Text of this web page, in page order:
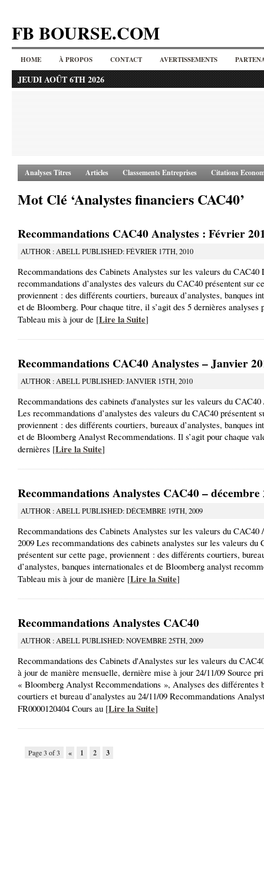
FB BOURSE.COM
HOME À PROPOS CONTACT AVERTISSEMENTS
JEUDI AOÛT 6TH 2026
Analyses Titres Articles Classements Entreprises Citations
Mot Clé ‘Analystes financiers CAC40’
Recommandations CAC40 Analystes : Février
AUTHOR : ABELL PUBLISHED: FÉVRIER 17TH, 2010
Recommandations des Cabinets Analystes sur les valeurs du CAC40
recommandations d’analystes des valeurs du CAC40 présentent sur
proviennent : des différents courtiers, bureaux d’analystes, banques
et de Bloomberg. Pour chaque titre, il s’agit des 5 dernières analyses
Tableau mis à jour de [Lire la Suite]
Recommandations CAC40 Analystes – Janvier
AUTHOR : ABELL PUBLISHED: JANVIER 15TH, 2010
Recommandations des cabinets d'analystes sur les valeurs du
Les recommandations d’analystes des valeurs du CAC40 présentent
proviennent : des différents courtiers, bureaux d’analystes, banques
et de Bloomberg Analyst Recommendations. Il s’agit pour chaque
dernières [Lire la Suite]
Recommandations Analystes CAC40 – décembre
AUTHOR : ABELL PUBLISHED: DÉCEMBRE 19TH, 2009
Recommandations des Cabinets Analystes sur les valeurs du CAC40
2009 Les recommandations des cabinets analystes sur les valeurs du
présentent sur cette page, proviennent : des différents courtiers,
d’analystes, banques internationales et de Bloomberg analyst
Tableau mis à jour de manière [Lire la Suite]
Recommandations Analystes CAC40
AUTHOR : ABELL PUBLISHED: NOVEMBRE 25TH, 2009
Recommandations des Cabinets d'Analystes sur les valeurs du
à jour de manière mensuelle, dernière mise à jour 24/11/09 Source
« Bloomberg Analyst Recommendations », Analyses des différentes
courtiers et bureau d’analystes au 24/11/09 Recommandations
FR0000120404 Cours au [Lire la Suite]
Page 3 of 3 « 1 2 3